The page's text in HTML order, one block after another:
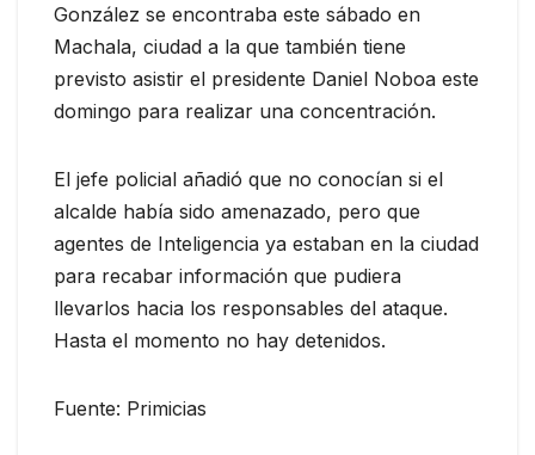
González se encontraba este sábado en
Machala, ciudad a la que también tiene
previsto asistir el presidente Daniel Noboa este
domingo para realizar una concentración.
El jefe policial añadió que no conocían si el
alcalde había sido amenazado, pero que
agentes de Inteligencia ya estaban en la ciudad
para recabar información que pudiera
llevarlos hacia los responsables del ataque.
Hasta el momento no hay detenidos.
Fuente: Primicias